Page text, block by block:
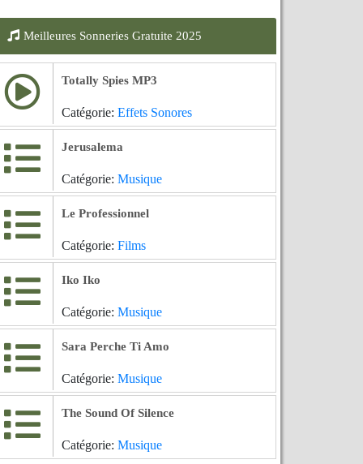
Meilleures Sonneries Gratuite 2025
Totally Spies MP3
Catégorie: Effets Sonores
Jerusalema
Catégorie: Musique
Le Professionnel
Catégorie: Films
Iko Iko
Catégorie: Musique
Sara Perche Ti Amo
Catégorie: Musique
The Sound Of Silence
Catégorie: Musique